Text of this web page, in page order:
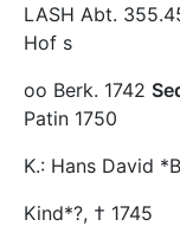
LASH Abt.
Hof s
oo Berk. 1742
Patin 1750
K.: Hans David
Kind*?, † 1745